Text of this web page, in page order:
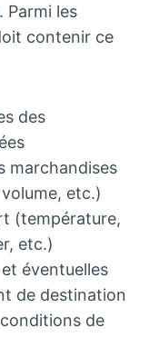
Parmi les
contenir ce
des
marchandises
etc.)
(température,
etc.)
éventuelles
de destination
de